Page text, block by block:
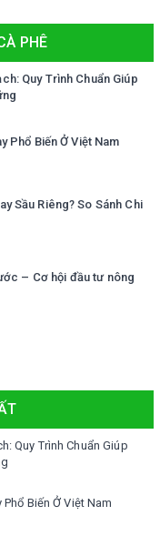
PHÊ
Quy Trình Chuẩn Giúp
Phổ Biến Ở Việt Nam
Sầu Riêng? So Sánh Chi
– Cơ hội đầu tư nông
Quy Trình Chuẩn Giúp
Biến Ở Việt Nam